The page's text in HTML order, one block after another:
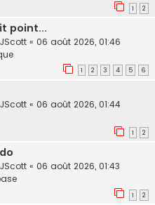
1 2
point...
« 06 août 2026, 01:46
1 2 3 4 5 6
« 06 août 2026, 01:44
1 2
« 06 août 2026, 01:43
1 2